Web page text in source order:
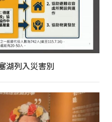
湖列入災害別